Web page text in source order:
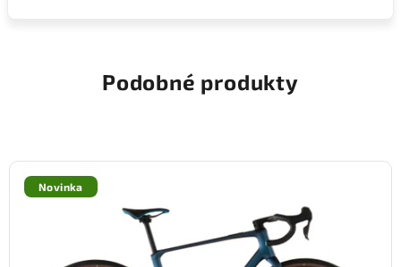
Podobné produkty
Novinka